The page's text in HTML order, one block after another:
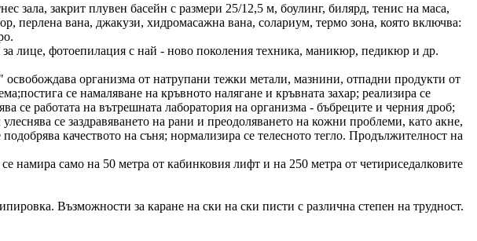
зала, закрит плувен басейн с размери 25/12,5 м, боулинг, билярд, тенис на маса,
перлена вана, джакузи, хидромасажна вана, солариум, термо зона, която включва:
лице, фотоепилация с най - ново поколения техника, маникюр, педикюр и др.
организма от натрупани тежки метали, мазнини, отпадни продукти от
се намаляване на кръвното налягане и кръвната захар; реализира се
се работата на вътрешната лаборатория на организма - бъбреците и черния дроб;
се заздравяването на рани и преодоляването на кожни проблеми, като акне,
качеството на съня; нормализира се телесното тегло. Продължителност на
намира само на 50 метра от кабинковия лифт и на 250 метра от четириседалковите
Възможности за каране на ски на ски писти с различна степен на трудност.